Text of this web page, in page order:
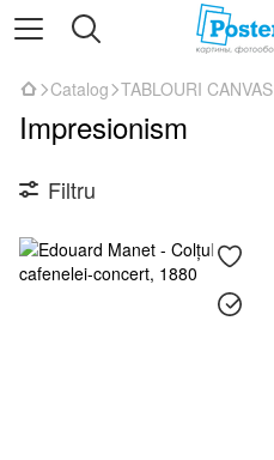
Catalog TABLOURI CANVAS
Impresionism
Filtru